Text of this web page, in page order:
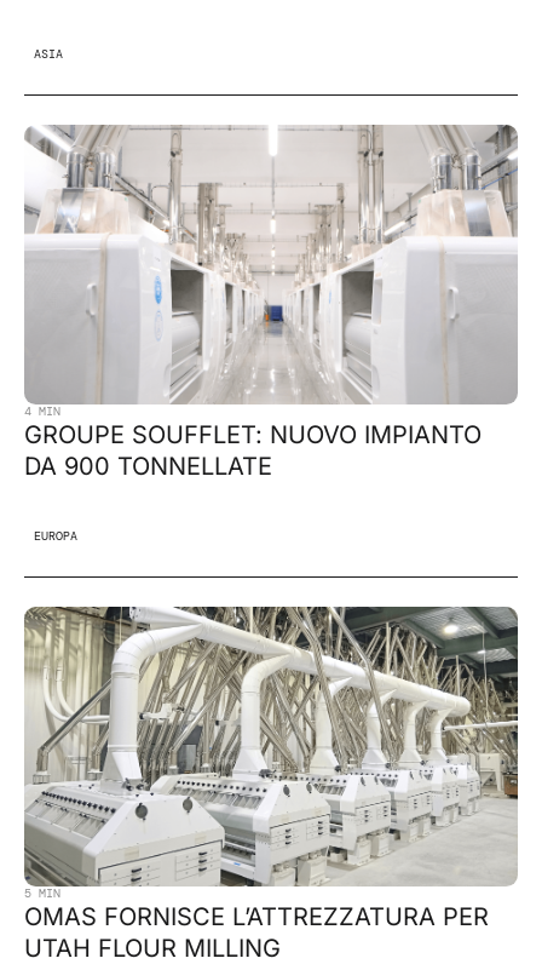
ASIA
4 MIN
GROUPE SOUFFLET: NUOVO IMPIANTO
DA 900 TONNELLATE
EUROPA
5 MIN
OMAS FORNISCE L’ATTREZZATURA PER
UTAH FLOUR MILLING